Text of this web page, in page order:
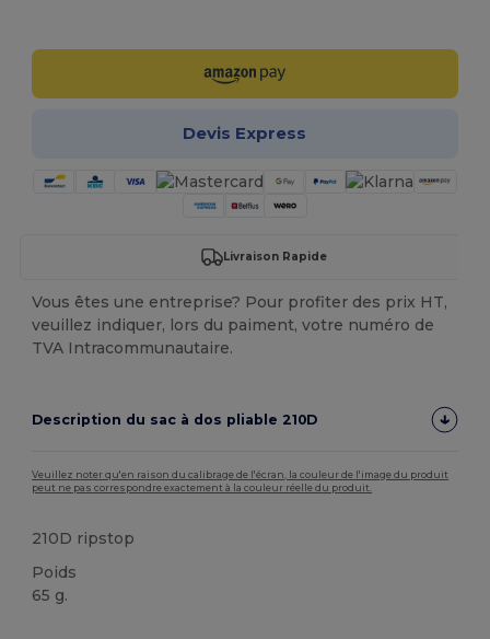
Devis Express
Livraison Rapide
Vous êtes une entreprise? Pour profiter des prix HT,
veuillez indiquer, lors du paiment, votre numéro de
TVA Intracommunautaire.
Description du sac à dos pliable 210D
Veuillez noter qu'en raison du calibrage de l'écran, la couleur de l'image du produit
peut ne pas correspondre exactement à la couleur réelle du produit.
210D ripstop
Poids
65 g.